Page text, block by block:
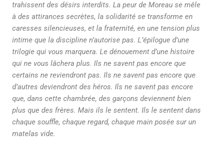
trahissent des désirs interdits. La peur de Moreau se mêle
à des attirances secrètes, la solidarité se transforme en
caresses silencieuses, et la fraternité, en une tension plus
intime que la discipline n’autorise pas. L’épilogue d’une
trilogie qui vous marquera. Le dénouement d’une histoire
qui ne vous lâchera plus. Ils ne savent pas encore que
certains ne reviendront pas. Ils ne savent pas encore que
d’autres deviendront des héros. Ils ne savent pas encore
que, dans cette chambrée, des garçons deviennent bien
plus que des frères. Mais ils le sentent. Ils le sentent dans
chaque souffle, chaque regard, chaque main posée sur un
matelas vide.